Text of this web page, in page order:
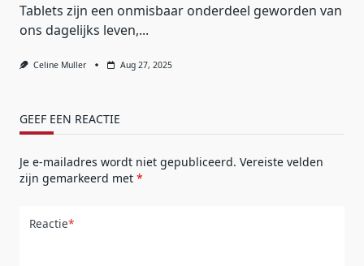
Tablets zijn een onmisbaar onderdeel geworden van
ons dagelijks leven,...
Celine Muller Aug 27, 2025
GEEF EEN REACTIE
Je e-mailadres wordt niet gepubliceerd. Vereiste velden
zijn gemarkeerd met *
Reactie*